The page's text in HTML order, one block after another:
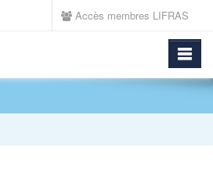
Accès membres LIFRAS